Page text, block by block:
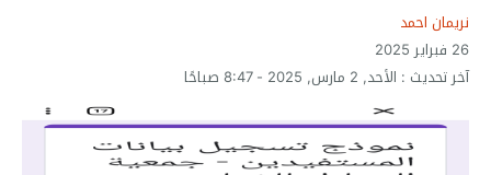
نريمان احمد
26 فبراير 2025
آخر تحديث : الأحد, 2 مارس, 2025 - 8:47 صباحًا